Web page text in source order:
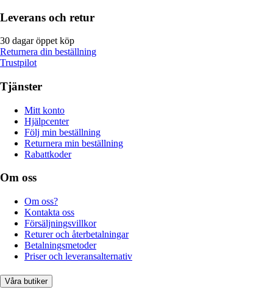
Leverans och retur
30 dagar öppet köp
Returnera din beställning
Trustpilot
Tjänster
Mitt konto
Hjälpcenter
Följ min beställning
Returnera min beställning
Rabattkoder
Om oss
Om oss?
Kontakta oss
Försäljningsvillkor
Returer och återbetalningar
Betalningsmetoder
Priser och leveransalternativ
Våra butiker